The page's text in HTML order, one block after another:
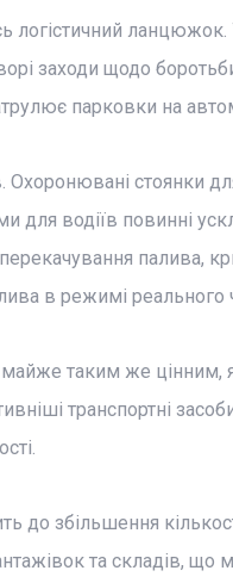
логістичний
заходи щодо
парковки на
Охоронювані стоянки
водіїв повинні
перекачування палива,
в режимі
таким же цінним,
транспортні
до збільшення
та складів, що